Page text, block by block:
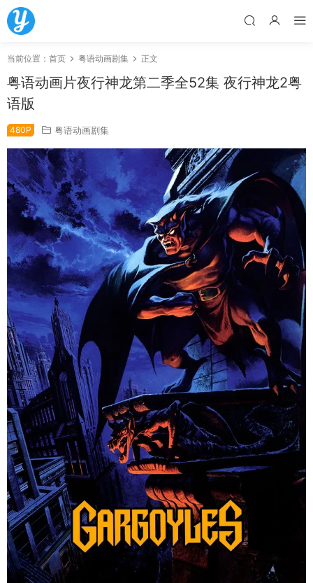
当前位置： 首页 粤语动画剧集 正文
粤语动画片夜行神龙第二季全52集 夜行神龙2粤
语版
480P 粤语动画剧集